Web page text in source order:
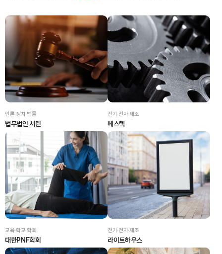
언론·정치·법률
법무법인 서린
전기·전자·제조
베스텍
교육·학교·학회
대한PNF학회
전기·전자·제조
라이트하우스